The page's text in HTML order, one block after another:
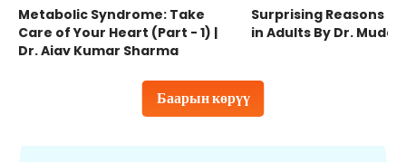
Баарын көрүү
Metabolic Syndrome: Take
Care of Your Heart (Part - 1) |
Dr. Ajay Kumar Sharma
Surprising Reasons
in Adults By Dr.